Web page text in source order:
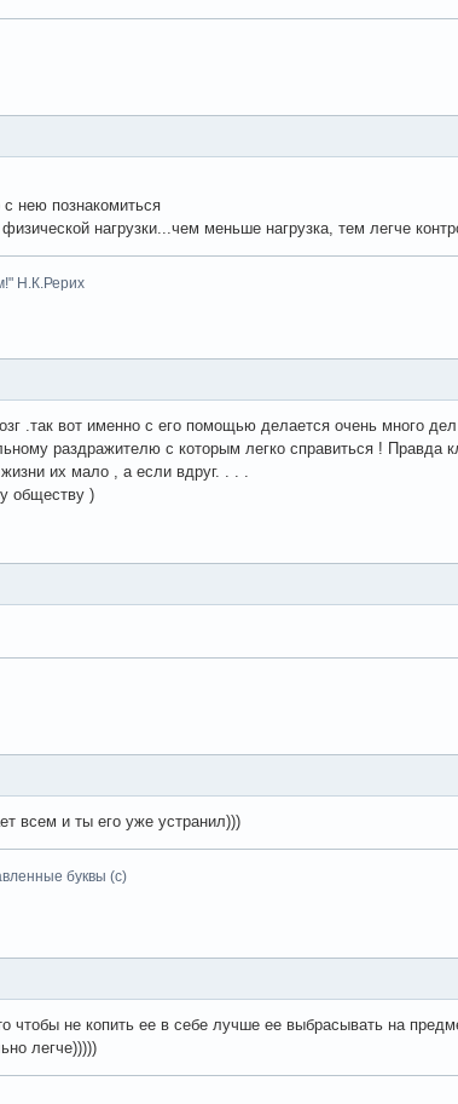
нею познакомиться
нагрузки...чем меньше нагрузка, тем легче
Н.К.Рерих
.так вот именно с его помощью делается очень много
раздражителю с которым легко справиться ! Правда
их мало , а если вдруг. . . .
обществу )
всем и ты его уже устранил)))
буквы (с)
чтобы не копить ее в себе лучше ее выбрасывать на
легче)))))